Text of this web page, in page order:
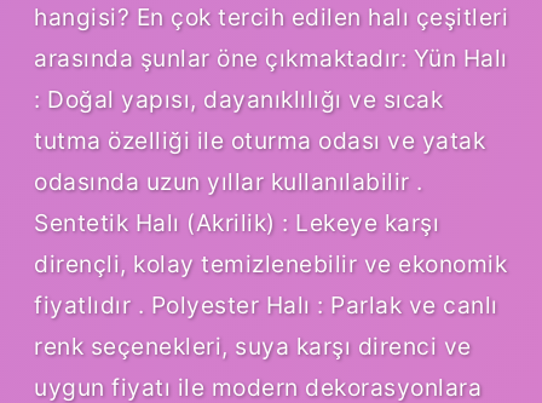
hangisi? En çok tercih edilen halı çeşitleri
arasında şunlar öne çıkmaktadır: Yün Halı
: Doğal yapısı, dayanıklılığı ve sıcak
tutma özelliği ile oturma odası ve yatak
odasında uzun yıllar kullanılabilir .
Sentetik Halı (Akrilik) : Lekeye karşı
dirençli, kolay temizlenebilir ve ekonomik
fiyatlıdır . Polyester Halı : Parlak ve canlı
renk seçenekleri, suya karşı direnci ve
uygun fiyatı ile modern dekorasyonlara